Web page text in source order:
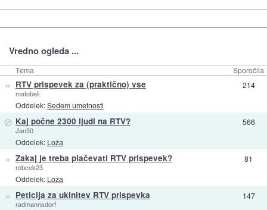
Vredno ogleda ...
Tema Sporočila
» RTV prispevek za (praktično) vse
matobeli
Oddelek:Sedem umetnosti
214
⊘ Kaj počne 2300 ljudi na RTV?
Jan50
Oddelek: Loža
566
» Zakaj je treba plačevati RTV prispevek?
robcek23
Oddelek: Loža
81
» Peticija za ukinitev RTV prispevka
radmannsdorf
147